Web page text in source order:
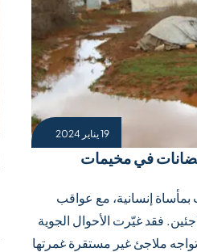
19 يناير 2024
في مخيمات
إنسانية، مع عواقب
فقد غيّرت الأحوال الجوية
تواجه ملاجئ غير مستقرة غمرتها